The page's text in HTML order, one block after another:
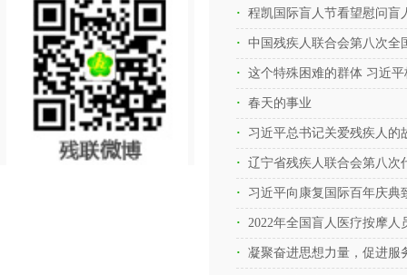
程凯国际盲人节看望慰问盲
这个特殊困难的群体 习近
春天的事业
习近平总书记关爱残疾人的
习近平向康复国际百年庆
2022年全国盲人医疗按摩
凝聚奋进思想力量，促进服